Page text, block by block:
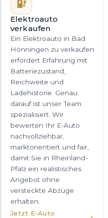
Elektroauto
verkaufen
Ein Elektroauto in Bad
Hönningen zu verkaufen
erfordert Erfahrung mit
Batteriezustand,
Reichweite und
Ladehistorie. Genau
darauf ist unser Team
spezialisiert. Wir
bewerten Ihr E-Auto
nachvollziehbar,
marktorientiert und fair,
damit Sie in Rheinland-
Pfalz ein realistisches
Angebot ohne
versteckte Abzüge
erhalten.
Jetzt E-Auto